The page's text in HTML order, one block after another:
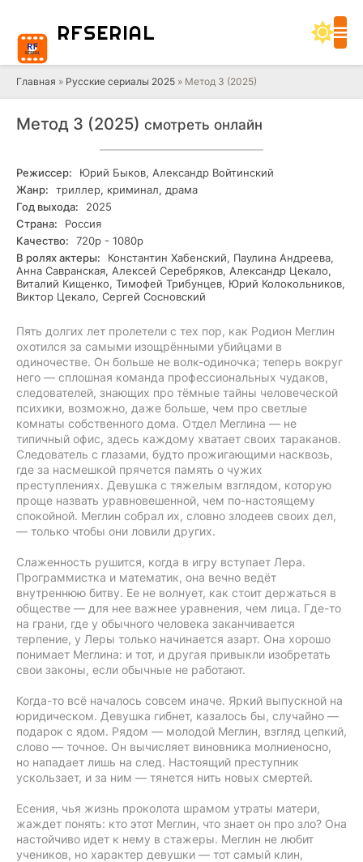
RFSERIAL
Главная » Русские сериалы 2025 » Метод 3 (2025)
Метод 3 (2025) смотреть онлайн
Режиссер:
Юрий Быков, Александр Войтинский
Жанр:
триллер, криминал, драма
Год выхода:
2025
Страна:
Россия
Качество:
720р - 1080р
В ролях актеры:
Константин Хабенский, Паулина Андреева,
Анна Савранская, Алексей Серебряков, Александр Цекало,
Виталий Кищенко, Тимофей Трибунцев, Юрий Колокольников,
Виктор Цекало, Сергей Сосновский
Пять долгих лет пролетели с тех пор, как Родион Меглин
охотился за самыми изощрёнными убийцами в
одиночестве. Он больше не волк-одиночка; теперь вокруг
него — сплошная команда профессиональных чудаков,
следователей, знающих про тёмные тайны человеческой
психики, возможно, даже больше, чем про светлые
комнаты собственного дома. Отдел Меглина — не
типичный офис, здесь каждому хватает своих тараканов.
Следователь с глазами, будто прожигающими насквозь,
где за насмешкой прячется память о чужих
преступлениях. Девушка с тяжелым взглядом, которую
проще назвать уравновешенной, чем по-настоящему
спокойной. Меглин собрал их, словно злодеев своих дел,
— только чтобы они ловили других.
Слаженность рушится, когда в игру вступает Лера.
Программистка и математик, она вечно ведёт
внутреннюю битву. Ее не волнует, как стоит держаться в
обществе — для нее важнее уравнения, чем лица. Где-то
на грани, где у обычного человека заканчивается
терпение, у Леры только начинается азарт. Она хорошо
понимает Меглина: и тот, и другая привыкли изобретать
свои законы, если обычные не работают.
Когда-то всё началось совсем иначе. Яркий выпускной на
юридическом. Девушка гибнет, казалось бы, случайно —
подарок с ядом. Рядом — молодой Меглин, взгляд цепкий,
слово — точное. Он вычисляет виновника молниеносно,
но нападает лишь на след. Настоящий преступник
ускользает, и за ним — тянется нить новых смертей.
Есения, чья жизнь проколота шрамом утраты матери,
жаждет понять: кто этот Меглин, что знает он про зло? Она
настойчиво идет к нему в стажеры. Меглин не любит
учеников, но характер девушки — тот самый клин,